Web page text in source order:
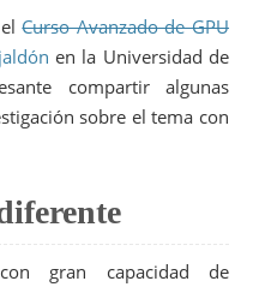
elCurso Avanzado de GPU
en la Universidad de
compartir algunas
sobre el tema con
gran capacidad de